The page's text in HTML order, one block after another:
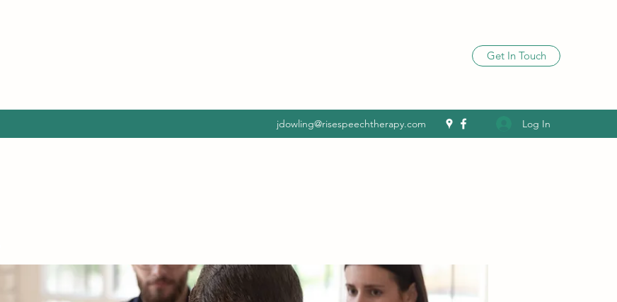
Get In Touch
jdowling@risespeechtherapy.com Log In